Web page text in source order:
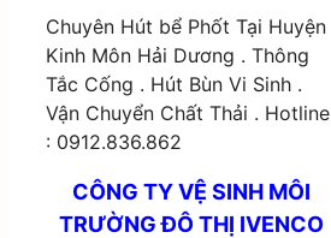
Chuyên Hút bể Phốt Tại Huyện
Kinh Môn Hải Dương . Thông
Tắc Cống . Hút Bùn Vi Sinh .
Vận Chuyển Chất Thải . Hotline
: 0912.836.862
CÔNG TY VỆ SINH MÔI
TRƯỜNG ĐÔ THỊ IVENCO